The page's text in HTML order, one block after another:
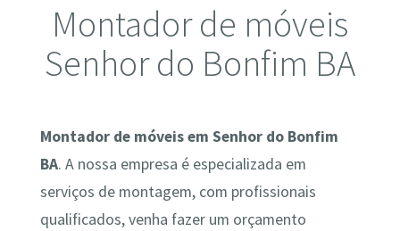
Montador de móveis
Senhor do Bonfim BA
Montador de móveis em Senhor do Bonfim
BA. A nossa empresa é especializada em
serviços de montagem, com profissionais
qualificados, venha fazer um orçamento